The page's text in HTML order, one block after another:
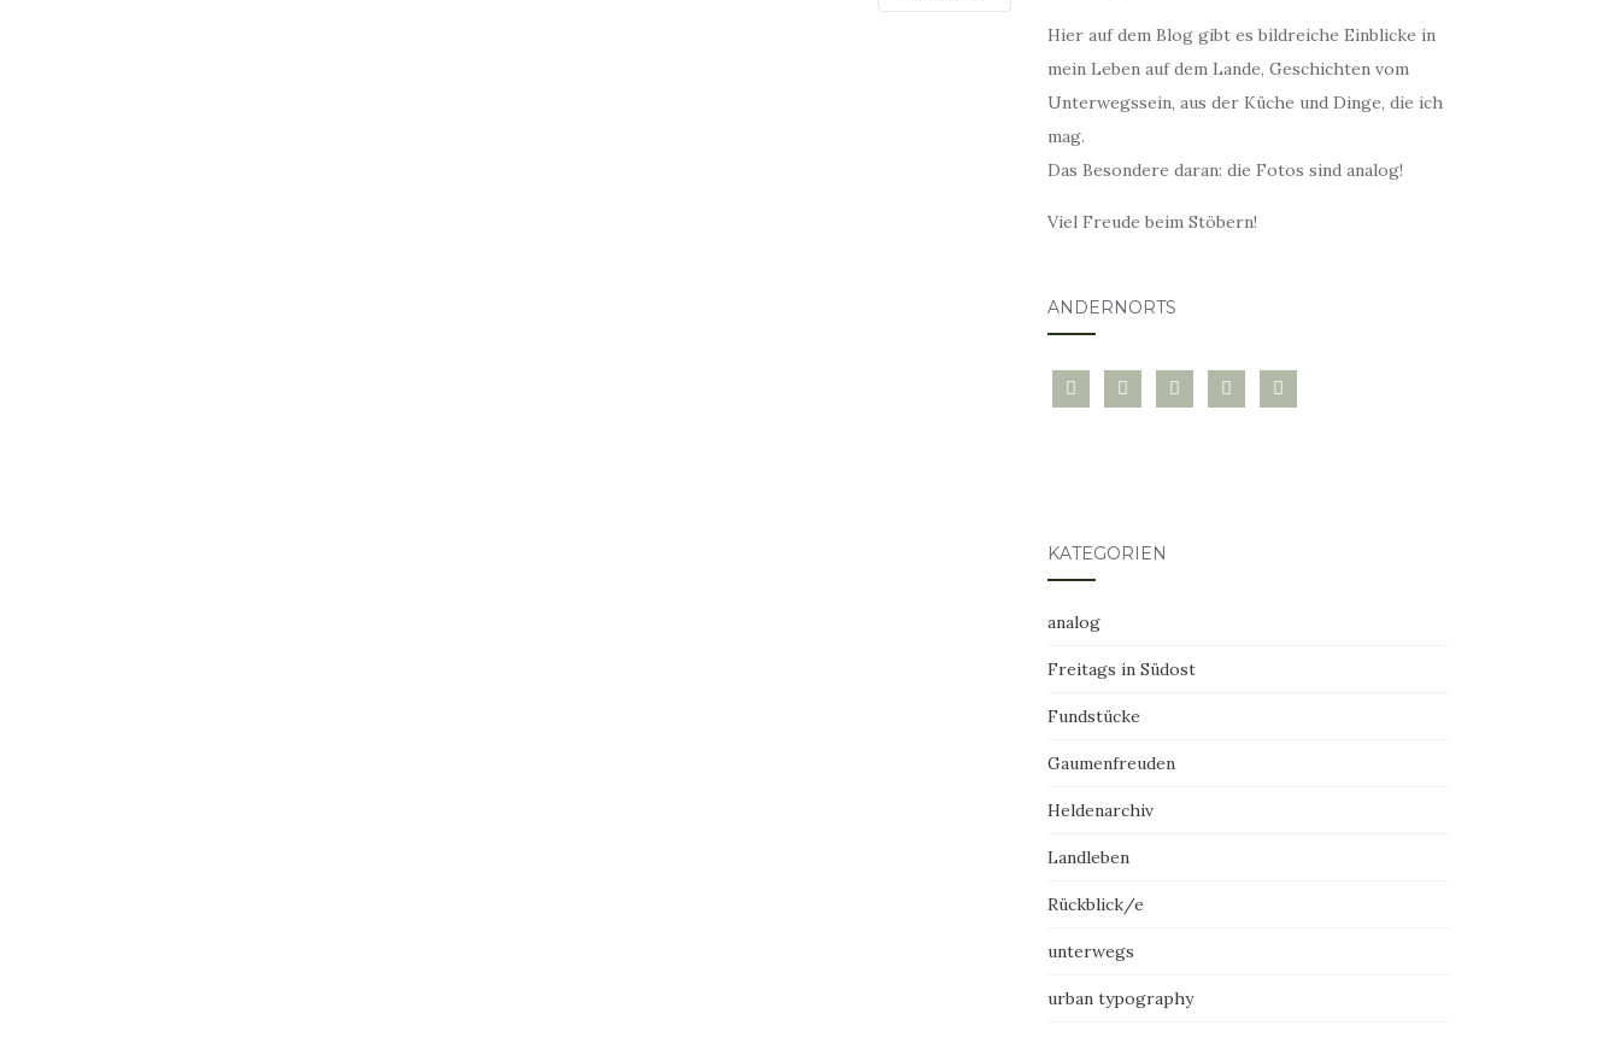
Hier auf dem Blog gibt es bildreiche Einblicke in
mein Leben auf dem Lande, Geschichten vom
Unterwegssein, aus der Küche und Dinge, die ich
mag.
Das Besondere daran: die Fotos sind analog!
Viel Freude beim Stöbern!
ANDERNORTS
bloglovininstagramtwitter pinterest
mail
KATEGORIEN
analog
Freitags in Südost
Fundstücke
Gaumenfreuden
Heldenarchiv
Landleben
Rückblick/e
unterwegs
urban typography